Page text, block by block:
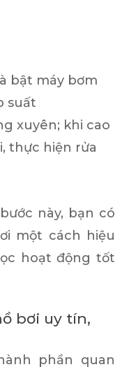
bật máy bơm
suất
xuyên; khi cao
thực hiện rửa
này, bạn có
một cách hiệu
hoạt động tốt
bơi uy tín,
phần quan